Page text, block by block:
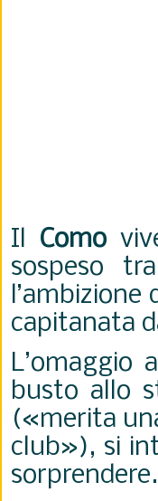
Il Como
sospeso
l’ambizione
capitanata
L’omaggio a
busto allo
(«merita
club»), si
sorprendere.